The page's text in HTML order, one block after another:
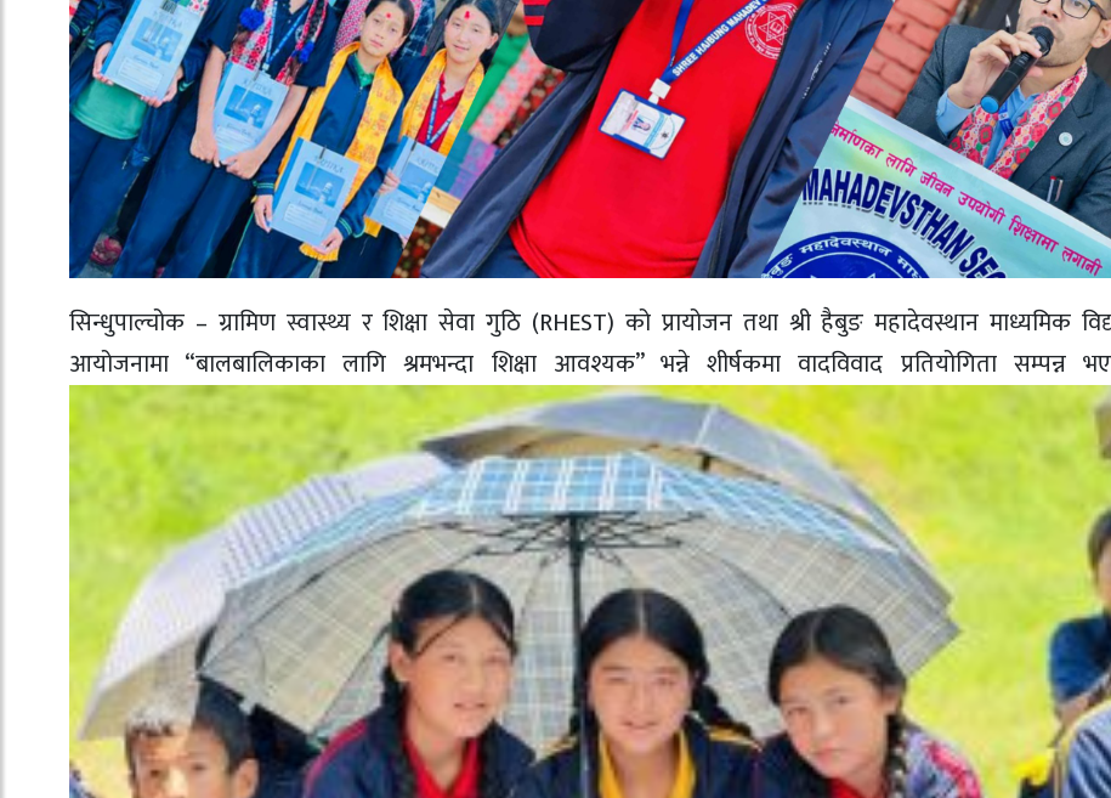
सिन्धुपाल्चोक – ग्रामिण स्वास्थ्य र शिक्षा सेवा गुठि (RHEST) को प्रायोजन तथा श्री हैबुङ महादेवस्थान माध्यमिक
आयोजनामा “बालबालिकाका लागि श्रमभन्दा शिक्षा आवश्यक” भन्ने शीर्षकमा वादविवाद प्रतियोगिता सम्पन्न